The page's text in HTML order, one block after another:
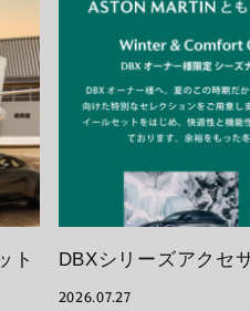
ト DBXシリーズアクセ
2026.07.27